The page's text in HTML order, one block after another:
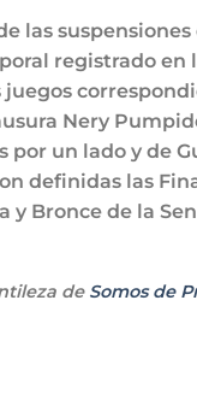
las
registrado en
Nery
por un lado y de
definidas las
y Bronce de la
de Somos de